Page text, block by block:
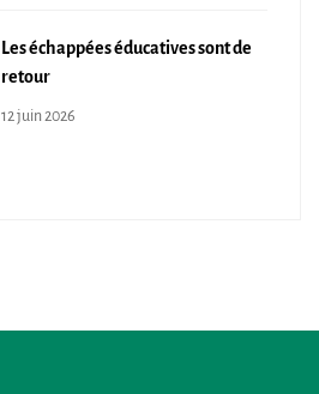
Les échappées éducatives sont de
retour
12 juin 2026